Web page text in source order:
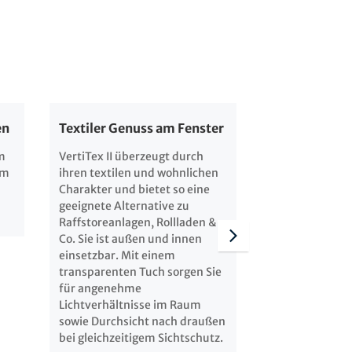
Textiler Genuss am Fenster
VertiTex II überzeugt durch
ihren textilen und wohnlichen
Charakter und bietet so eine
geeignete Alternative zu
Raffstoreanlagen, Rollladen &
Co. Sie ist außen und innen
einsetzbar. Mit einem
transparenten Tuch sorgen Sie
für angenehme
Lichtverhältnisse im Raum
sowie Durchsicht nach draußen
bei gleichzeitigem Sichtschutz.